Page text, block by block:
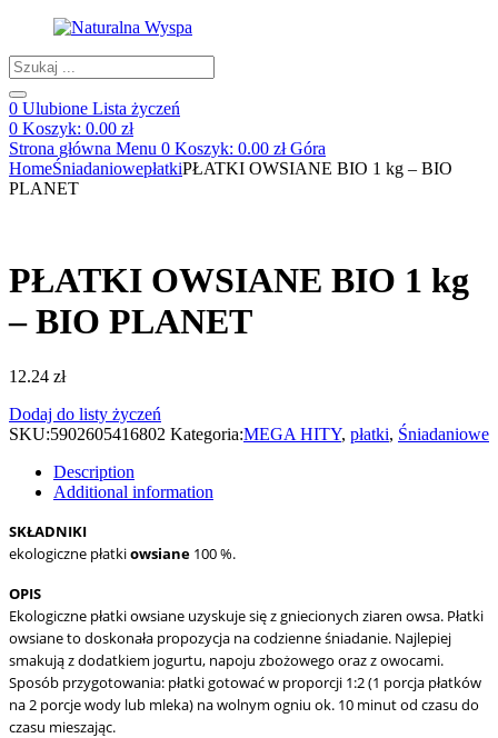
Products
search
0 Ulubione Lista życzeń
0 Koszyk: 0.00 zł
Strona główna Menu 0 Koszyk: 0.00 zł Góra
HomeŚniadaniowepłatkiPŁATKI OWSIANE BIO 1 kg – BIO
PLANET
PŁATKI OWSIANE BIO 1 kg
– BIO PLANET
12.24 zł
Dodaj do listy życzeń
SKU:5902605416802 Kategoria:MEGA HITY, płatki, Śniadaniowe
Description
Additional information
SKŁADNIKI
ekologiczne płatkiowsiane 100 %.
OPIS
Ekologiczne płatki owsiane uzyskuje się z gniecionych ziaren owsa. Płatki
owsiane to doskonała propozycja na codzienne śniadanie. Najlepiej
smakują z dodatkiem jogurtu, napoju zbożowego oraz z owocami.
Sposób przygotowania: płatki gotować w proporcji 1:2 (1 porcja płatków
na 2 porcje wody lub mleka) na wolnym ogniu ok. 10 minut od czasu do
czasu mieszając.